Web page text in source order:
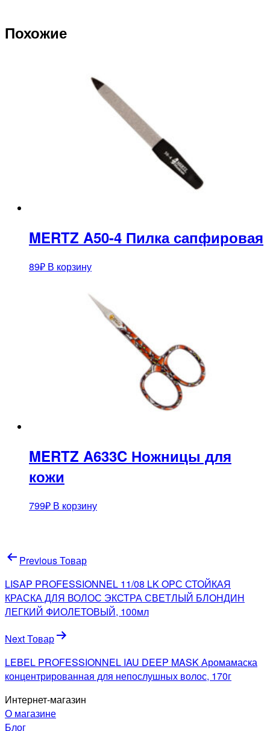
Похожие
MERTZ A50-4 Пилка сапфировая
89₽ В корзину
MERTZ A633C Ножницы для
кожи
799₽ В корзину
Навигация
по
записям
Previous Товар
LISAP PROFESSIONNEL 11/08 LK OPС СТОЙКАЯ
КРАСКА ДЛЯ ВОЛОС ЭКСТРА СВЕТЛЫЙ БЛОНДИН
ЛЕГКИЙ ФИОЛЕТОВЫЙ, 100мл
Next Товар
LEBEL PROFESSIONNEL IAU DEEP MASK Аромамаска
концентрированная для непослушных волос, 170г
Интернет-магазин
О магазине
Блог